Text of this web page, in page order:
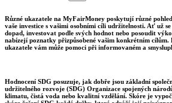
Různé ukazatele na MyFairMoney poskytují různé
vaše investice s vašimi osobními cíli udržitelnosti. Ať už
dopad, investovat podle svých hodnot nebo posoudit
nabízejí poznatky přizpůsobené vašim konkrétním cílům.
ukazatele vám může pomoci při informovaném a
Hodnocení SDG posuzuje, jak dobře jsou základní
udržitelného rozvoje (SDG) Organizace spojených
klimatu, čistá voda nebo kvalitní vzdělání. Skóre je